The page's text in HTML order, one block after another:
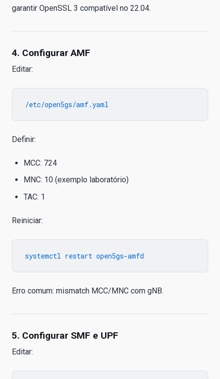
garantir OpenSSL 3 compatível no 22.04.
4. Configurar AMF
Editar:
Definir:
MCC: 724
MNC: 10 (exemplo laboratório)
TAC: 1
Reiniciar:
Erro comum: mismatch MCC/MNC com gNB.
5. Configurar SMF e UPF
Editar: